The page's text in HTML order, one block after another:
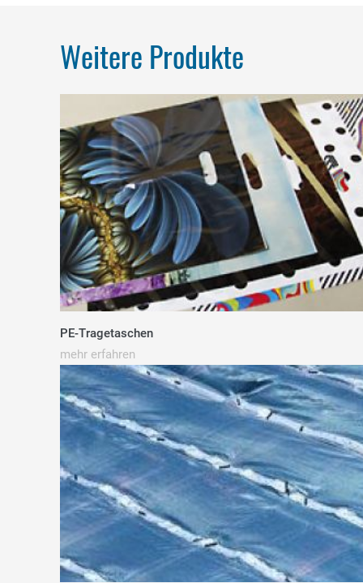
Weitere Produkte
PE-Tragetaschen
mehr erfahren